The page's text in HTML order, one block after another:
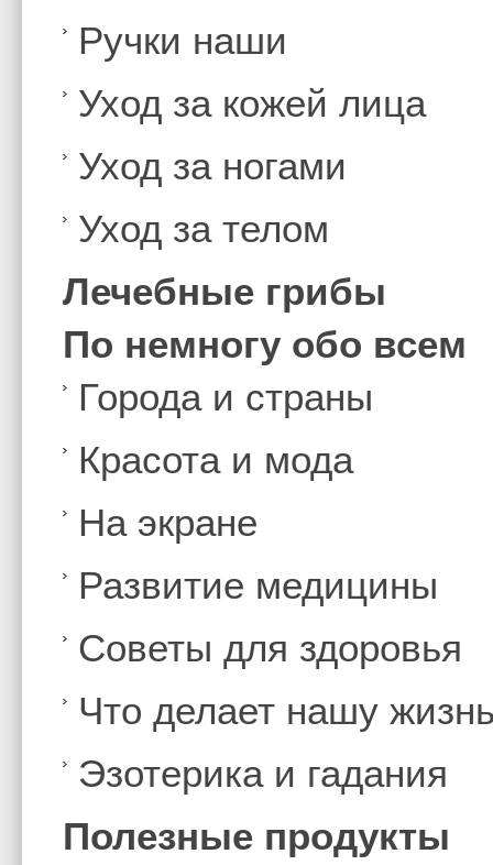
Ручки наши
Уход за кожей лица
Уход за ногами
Уход за телом
Лечебные грибы
По немногу обо всем
Города и страны
Красота и мода
На экране
Развитие медицины
Советы для здоровья
Что делает нашу
Эзотерика и гадания
Полезные продукты